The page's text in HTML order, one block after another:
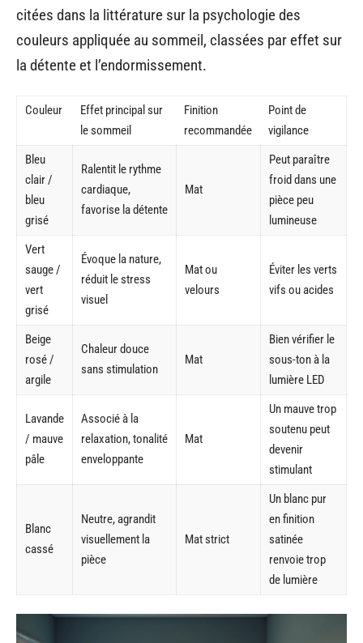
citées dans la littérature sur la psychologie des
couleurs appliquée au sommeil, classées par effet sur
la détente et l’endormissement.
Couleur
Effet principal sur
le sommeil
Finition
recommandée
Point de
vigilance
Bleu
clair /
bleu
grisé
Ralentit le rythme
cardiaque,
favorise la détente
Mat
Peut paraître
froid dans une
pièce peu
lumineuse
Vert
sauge /
vert
grisé
Évoque la nature,
réduit le stress
visuel
Mat ou
velours
Éviter les verts
vifs ou acides
Beige
rosé /
argile
Chaleur douce
sans stimulation
Mat
Bien vérifier le
sous-ton à la
lumière LED
Lavande
/ mauve
pâle
Associé à la
relaxation, tonalité
enveloppante
Mat
Un mauve trop
soutenu peut
devenir
stimulant
Blanc
cassé
Neutre, agrandit
visuellement la
pièce
Mat strict
Un blanc pur
en finition
satinée
renvoie trop
de lumière